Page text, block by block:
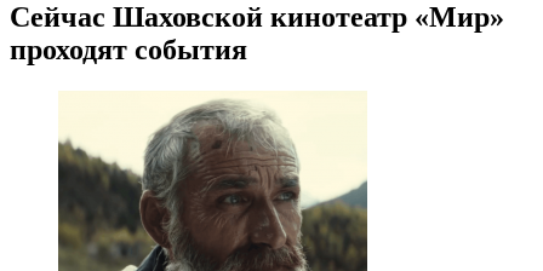
Сейчас Шаховской кинотеатр «Мир»
проходят события